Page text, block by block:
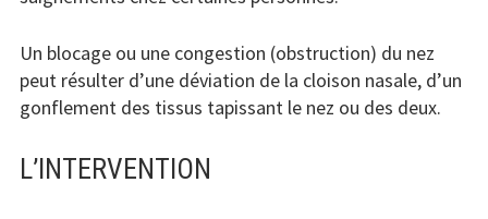
Un blocage ou une congestion (obstruction) du nez
peut résulter d’une déviation de la cloison nasale, d’un
gonflement des tissus tapissant le nez ou des deux.
L’INTERVENTION